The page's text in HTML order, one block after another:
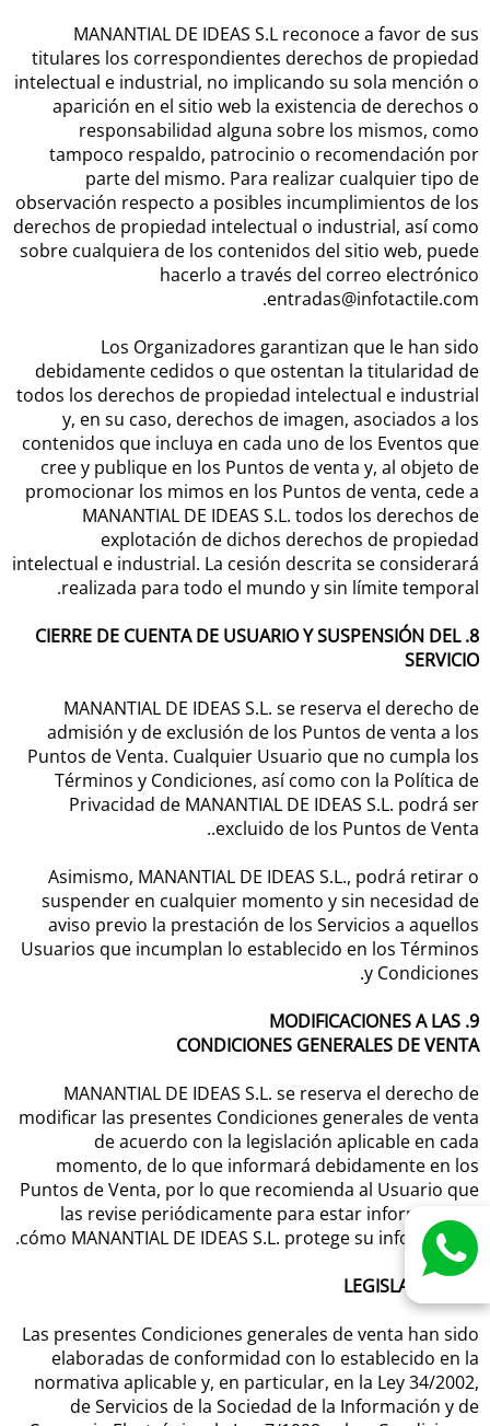
MANANTIAL DE IDEAS S.L reconoce a favor de sus
titulares los correspondientes derechos de propiedad
intelectual e industrial, no implicando su sola mención o
aparición en el sitio web la existencia de derechos o
responsabilidad alguna sobre los mismos, como
tampoco respaldo, patrocinio o recomendación por
parte del mismo. Para realizar cualquier tipo de
observación respecto a posibles incumplimientos de los
derechos de propiedad intelectual o industrial, así como
sobre cualquiera de los contenidos del sitio web, puede
hacerlo a través del correo electrónico
entradas@infotactile.com.
Los Organizadores garantizan que le han sido
debidamente cedidos o que ostentan la titularidad de
todos los derechos de propiedad intelectual e industrial
y, en su caso, derechos de imagen, asociados a los
contenidos que incluya en cada uno de los Eventos que
cree y publique en los Puntos de venta y, al objeto de
promocionar los mimos en los Puntos de venta, cede a
MANANTIAL DE IDEAS S.L. todos los derechos de
explotación de dichos derechos de propiedad
intelectual e industrial. La cesión descrita se considerará
realizada para todo el mundo y sin límite temporal.
8. CIERRE DE CUENTA DE USUARIO Y SUSPENSIÓN DEL
SERVICIO
MANANTIAL DE IDEAS S.L. se reserva el derecho de
admisión y de exclusión de los Puntos de venta a los
Puntos de Venta. Cualquier Usuario que no cumpla los
Términos y Condiciones, así como con la Política de
Privacidad de MANANTIAL DE IDEAS S.L. podrá ser
excluido de los Puntos de Venta..
Asimismo, MANANTIAL DE IDEAS S.L., podrá retirar o
suspender en cualquier momento y sin necesidad de
aviso previo la prestación de los Servicios a aquellos
Usuarios que incumplan lo establecido en los Términos
y Condiciones.
9. MODIFICACIONES A LAS
CONDICIONES GENERALES DE VENTA
MANANTIAL DE IDEAS S.L. se reserva el derecho de
modificar las presentes Condiciones generales de venta
de acuerdo con la legislación aplicable en cada
momento, de lo que informará debidamente en los
Puntos de Venta, por lo que recomienda al Usuario que
las revise periódicamente para estar informado de
cómo MANANTIAL DE IDEAS S.L. protege su información.
Las presentes Condiciones generales de venta han sido
elaboradas de conformidad con lo establecido en la
normativa aplicable y, en particular, en la Ley 34/2002,
de Servicios de la Sociedad de la Información y de
whatsapp